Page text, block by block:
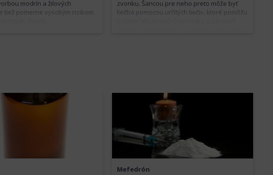
modrín a žilových
tiež pomerne vysokým rizikom
zvonku. Šancou pre neho preto môže byť
liečba pomocou určitých liečiv, ktoré pomôžu
Mefedrón